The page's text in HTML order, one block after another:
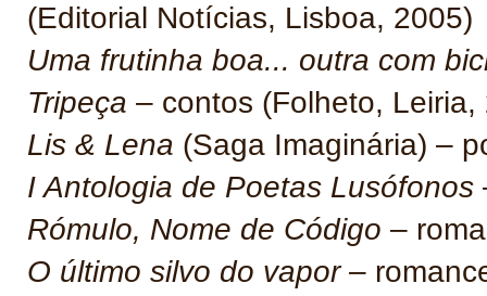
(Editorial Notícias, Lisboa, 2005)
Uma frutinha boa... outra com
Tripeça – contos (Folheto, Leiria,
Lis & Lena (Saga Imaginária) –
I Antologia de Poetas Lusófonos
Rómulo, Nome de Código –
O último silvo do vapor–